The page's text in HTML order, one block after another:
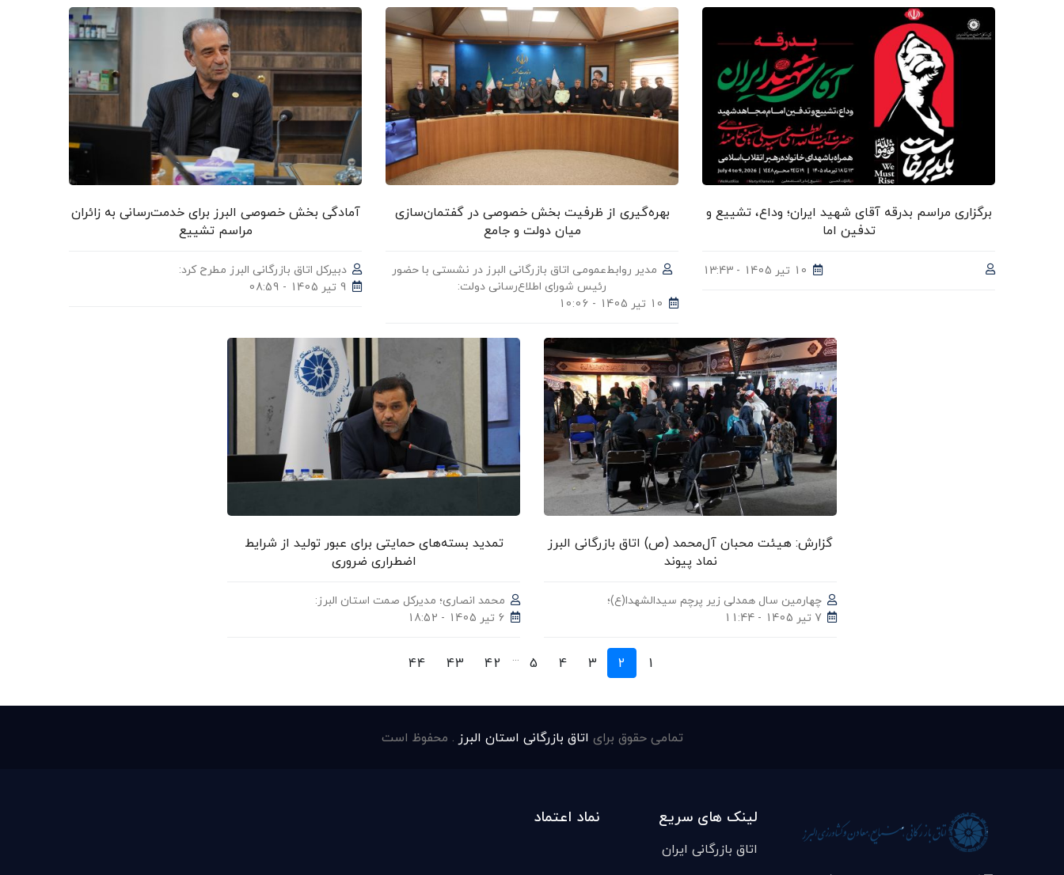
برگزاری مراسم بدرقه آقای شهید ایران؛ وداع، تشییع و
تدفین اما
10 تیر 1405 - 13:43
بهره‌گیری از ظرفیت بخش خصوصی در گفتمان‌سازی
میان دولت و جامع
مدیر روابط‌عمومی اتاق بازرگانی البرز در نشستی با حضور
رئیس شورای اطلاع‌رسانی دولت:
10 تیر 1405 - 10:06
آمادگی بخش خصوصی البرز برای خدمت‌رسانی به زائران
مراسم تشییع
دبیرکل اتاق بازرگانی البرز مطرح کرد:
9 تیر 1405 - 08:59
گزارش: هیئت محبان آل‌محمد (ص) اتاق بازرگانی البرز
نماد پیوند
چهارمین سال همدلی زیر پرچم سیدالشهدا(ع)؛
7 تیر 1405 - 11:44
تمدید بسته‌های حمایتی برای عبور تولید از شرایط
اضطراری ضروری
محمد انصاری؛ مدیرکل صمت استان البرز:
6 تیر 1405 - 18:52
1
2
3
4
5
...
42
43
44
تمامی حقوق برای اتاق بازرگانی استان البرز . محفوظ است
لینک های سریع
اتاق بازرگانی ایران
نماد اعتماد